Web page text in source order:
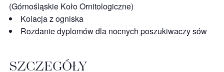
Budki i karmniki
(Górnośląskie Koło Ornitologiczne)
Kolacja z ogniska
Rozdanie dyplomów dla nocnych poszukiwaczy sów
SZCZEGÓŁY